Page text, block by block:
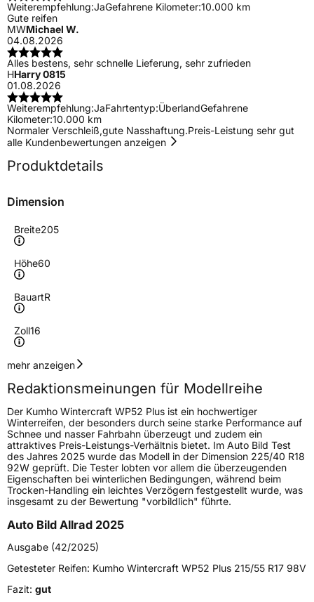
Weiterempfehlung:JaGefahrene Kilometer:10.000 km
Gute reifen
MWMichael W.
04.08.2026
Alles bestens, sehr schnelle Lieferung, sehr zufrieden
HHarry 0815
01.08.2026
Weiterempfehlung:JaFahrtentyp:ÜberlandGefahrene
Kilometer:10.000 km
Normaler Verschleiß,gute Nasshaftung.Preis-Leistung sehr gut
alle Kundenbewertungen anzeigen
Produktdetails
Dimension
Breite205
Höhe60
BauartR
Zoll16
Geschwindigkeitsindex
Höchstgeschwindigkeit
210 km/h
Lastindex96
Höchstlast710 kg
Generelle Merkmale
Fahrzeugtyp PKW
VerwendungWinterreifen
ModellnameWintercraft WP52 Plus
FahrzeugartPKW & SUV
mehr anzeigen
Redaktionsmeinungen für Modellreihe
Der Kumho Wintercraft WP52 Plus ist ein hochwertiger
Winterreifen, der besonders durch seine starke Performance auf
Schnee und nasser Fahrbahn überzeugt und zudem ein
attraktives Preis-Leistungs-Verhältnis bietet. Im Auto Bild Test
des Jahres 2025 wurde das Modell in der Dimension 225/40 R18
92W geprüft. Die Tester lobten vor allem die überzeugenden
Eigenschaften bei winterlichen Bedingungen, während beim
Trocken-Handling ein leichtes Verzögern festgestellt wurde, was
insgesamt zu der Bewertung "vorbildlich" führte.
Auto Bild Allrad 2025
Ausgabe (42/2025)
Getesteter Reifen: Kumho Wintercraft WP52 Plus 215/55 R17 98V
Fazit: gut